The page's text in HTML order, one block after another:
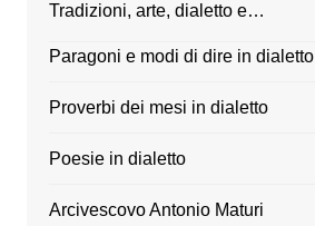
Tradizioni, arte, dialetto e…
Paragoni e modi di dire in dialetto
Proverbi dei mesi in dialetto
Poesie in dialetto
Arcivescovo Antonio Maturi